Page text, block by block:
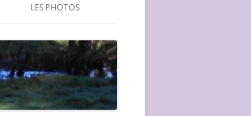
LES PHOTOS
FESTIVAL 2016-PHOTOS
FESTIVAL 2017-PHOTOS ET
VIDÉOS